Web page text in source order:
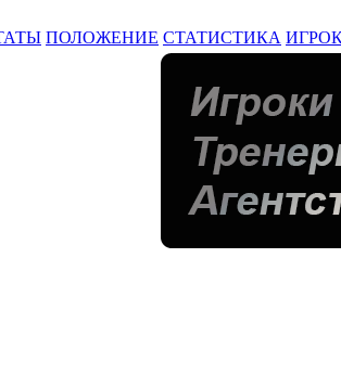
ПОЛОЖЕНИЕ СТАТИСТИКА